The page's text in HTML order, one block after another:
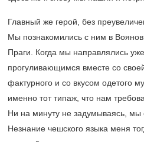
Главный же герой, без
Мы познакомились с ним в
Праги. Когда мы направлялись
прогуливающимся вместе со
фактурного и со вкусом одетого
именно тот типаж, что нам
Ни на минуту не задумываясь, мы
Незнание чешского языка меня